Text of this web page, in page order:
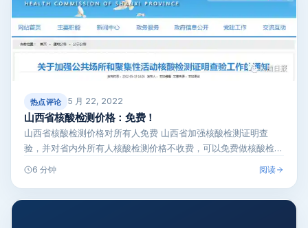
热点评论 5 月 22, 2022
山西省核酸检测价格：免费！
山西省核酸检测价格对所有人免费 山西省加强核酸检测证明查
验，并对省内外所有人核酸检测价格不收费，可以免费做核酸检
6 分钟 阅读